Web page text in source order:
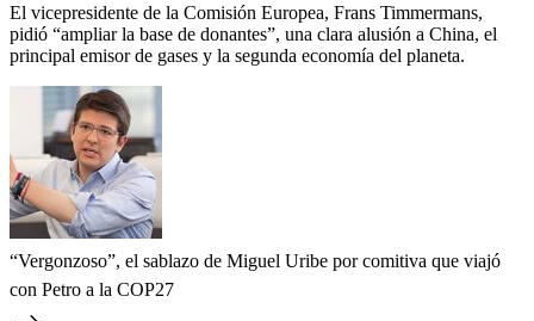
El vicepresidente de la Comisión Europea, Frans Timmermans,
pidió “ampliar la base de donantes”, una clara alusión a China, el
principal emisor de gases y la segunda economía del planeta.
“Vergonzoso”, el sablazo de Miguel Uribe por comitiva que viajó
con Petro a la COP27